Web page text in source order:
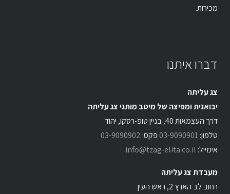
מכירות.
דברו איתנו
צג עליתה
יבואנית ומפיצה של מיטב מותגי צג עליתה
דרך העצמאות 40, בניין טופ-רסקו, יהוד
טלפון: 03-9090901 פקס: 03-9090902
אימייל: info@tzag-elita.co.il
מעבדת צג עליתה
רחוב לב הארץ 2, ראש העין